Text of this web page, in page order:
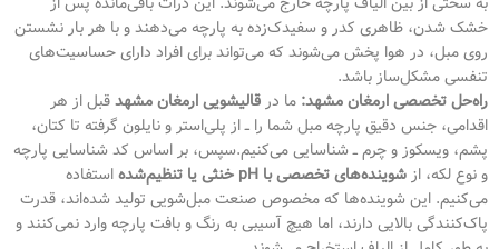
خشک شدن، ظاهری کدر و سفیدک‌زده به پارچه می‌دهند و با هر بار نشستن
روی مبل، در هوا پخش می‌شوند که می‌تواند برای افراد دارای حساسیت‌های
تنفسی مشکل‌ساز باشد.
راه‌حل تخصصی ارمغان مشهد: ما در قالیشویی ارمغان مشهدقبل از هر
اقدامی، جنس دقیق پارچه مبل شما را ــ از پلی‌استر و نایلون گرفته تا کتان،
پشم، ویسکوز و چرم ــ شناسایی می‌کنیم.سپس، بر اساس کد شناسایی پارچه
و نوع لکه، از شوینده‌های تخصصی با pH خنثی یا تنظیم‌شده
استفاده
می‌کنیم. این شوینده‌ها که مخصوص صنعت مبل‌شویی تولید شده‌اند، قدرت
پاک‌کنندگی بالایی دارند، اما هیچ آسیبی به رنگ و بافت پارچه وارد نمی‌کنند و